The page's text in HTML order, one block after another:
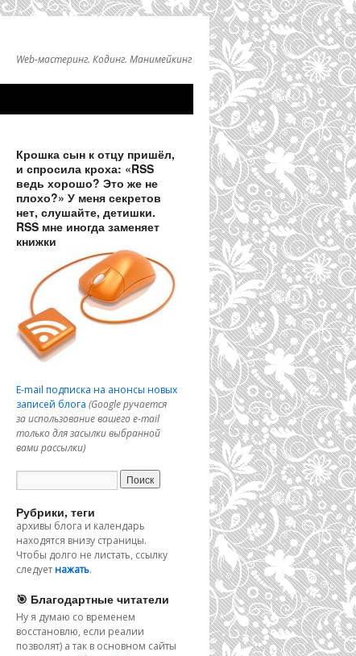
Web-мастеринг. Кодинг. Манимейкинг
Крошка сын к отцу пришёл,
и спросила кроха: «RSS
ведь хорошо? Это же не
плохо?» У меня секретов
нет, слушайте, детишки.
RSS мне иногда заменяет
книжки
E-mail подписка на анонсы новых
записей блога (Google ручается
за использование вашего e-mail
только для засылки выбранной
вами рассылки)
Рубрики, теги
архивы блога и календарь
находятся внизу страницы.
Чтобы долго не листать, ссылку
следуетнажать.
🎯 Благодартные читатели
Ну я думаю со временем
восстановлю, если реалии
позволят) а так в основном сайты